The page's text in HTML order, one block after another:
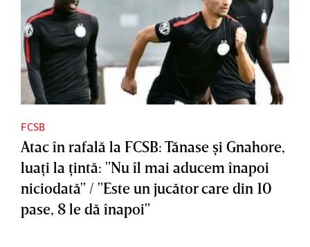
FCSB
Atac în rafală la FCSB: Tănase şi Gnahore,
luaţi la ţintă: "Nu îl mai aducem înapoi
niciodată" / "Este un jucător care din 10
pase, 8 le dă înapoi"